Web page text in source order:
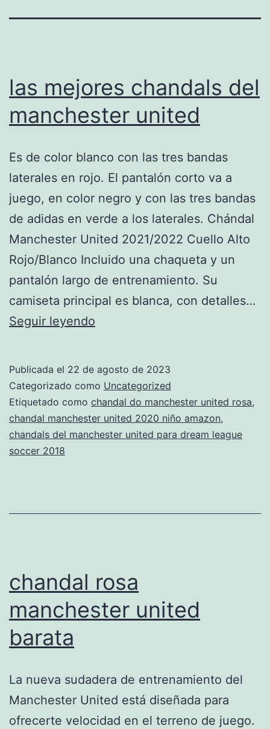
las mejores chandals del
manchester united
Es de color blanco con las tres bandas
laterales en rojo. El pantalón corto va a
juego, en color negro y con las tres bandas
de adidas en verde a los laterales. Chándal
Manchester United 2021/2022 Cuello Alto
Rojo/Blanco Incluido una chaqueta y un
pantalón largo de entrenamiento. Su
camiseta principal es blanca, con detalles…
Seguir leyendo
del
manchester
united
Publicada el 22 de agosto de 2023
Categorizado como Uncategorized
Etiquetado como chandal do manchester united rosa,
chandal manchester united 2020 niño amazon,
chandals del manchester united para dream league
soccer 2018
chandal rosa
manchester united
barata
La nueva sudadera de entrenamiento del
Manchester United está diseñada para
ofrecerte velocidad en el terreno de juego.